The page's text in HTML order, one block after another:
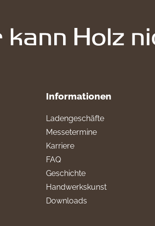
Informationen
Ladengeschäfte
Messetermine
Karriere
FAQ
Geschichte
Handwerkskunst
Downloads